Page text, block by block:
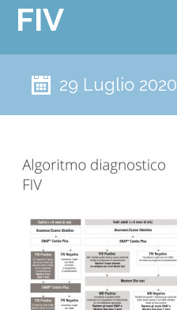
FIV
29 Luglio 2020